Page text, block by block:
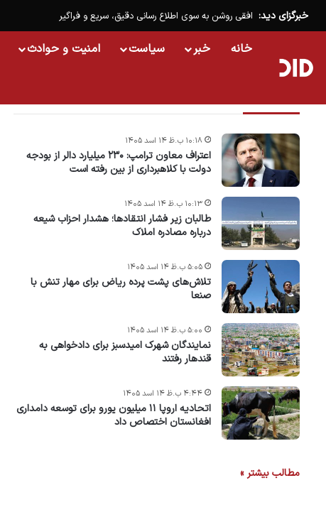
خبرگزای دید: افقی روشن به سوی اطلاع رسانی دقیق، سریع و فراگیر
خانه خبر سیاست امنیت و حوادث
اعتراف معاون ترامپ: ۲۳۰ میلیارد دالر از بودجه
دولت با کلاهبرداری از بین رفته است
۱۰:۱۸ ب.ظ ۱۴ اسد ۱۴۰۵
طالبان زیر فشار انتقادها؛ هشدار احزاب شیعه
درباره مصادره‌ املاک
۱۰:۱۳ ب.ظ ۱۴ اسد ۱۴۰۵
تلاش‌های پشت ‌پرده ریاض برای مهار تنش با
صنعا
۵:۰۵ ب.ظ ۱۴ اسد ۱۴۰۵
نمایندگان شهرک امید‌سبز برای دادخواهی به
قندهار رفتند
۵:۰۰ ب.ظ ۱۴ اسد ۱۴۰۵
اتحادیه اروپا ۱۱ میلیون یورو برای توسعه دامداری
افغانستان اختصاص داد
۴:۴۴ ب.ظ ۱۴ اسد ۱۴۰۵
مطالب بیشتر »